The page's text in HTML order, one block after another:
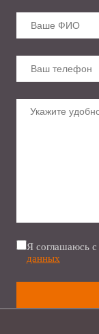
Я соглашаюсь с
данных